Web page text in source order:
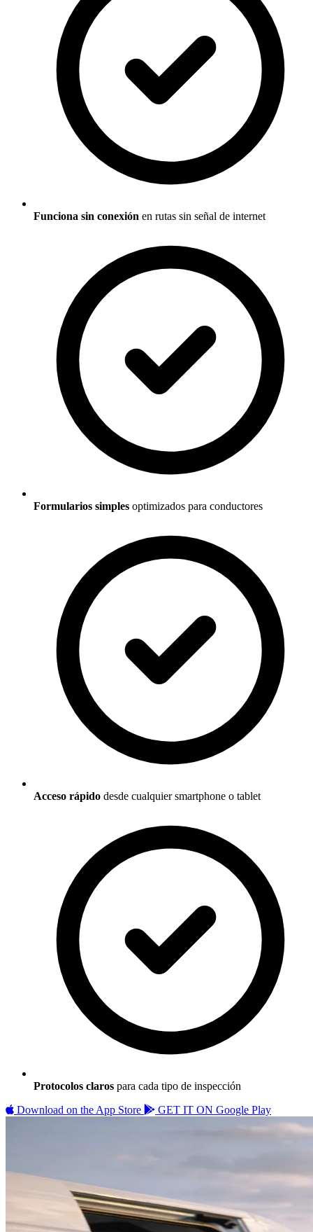
Funciona sin conexión en rutas sin señal de internet
Formularios simples optimizados para conductores
Acceso rápido desde cualquier smartphone o tablet
Protocolos claros para cada tipo de inspección
Download on the App Store GET IT ON Google Play